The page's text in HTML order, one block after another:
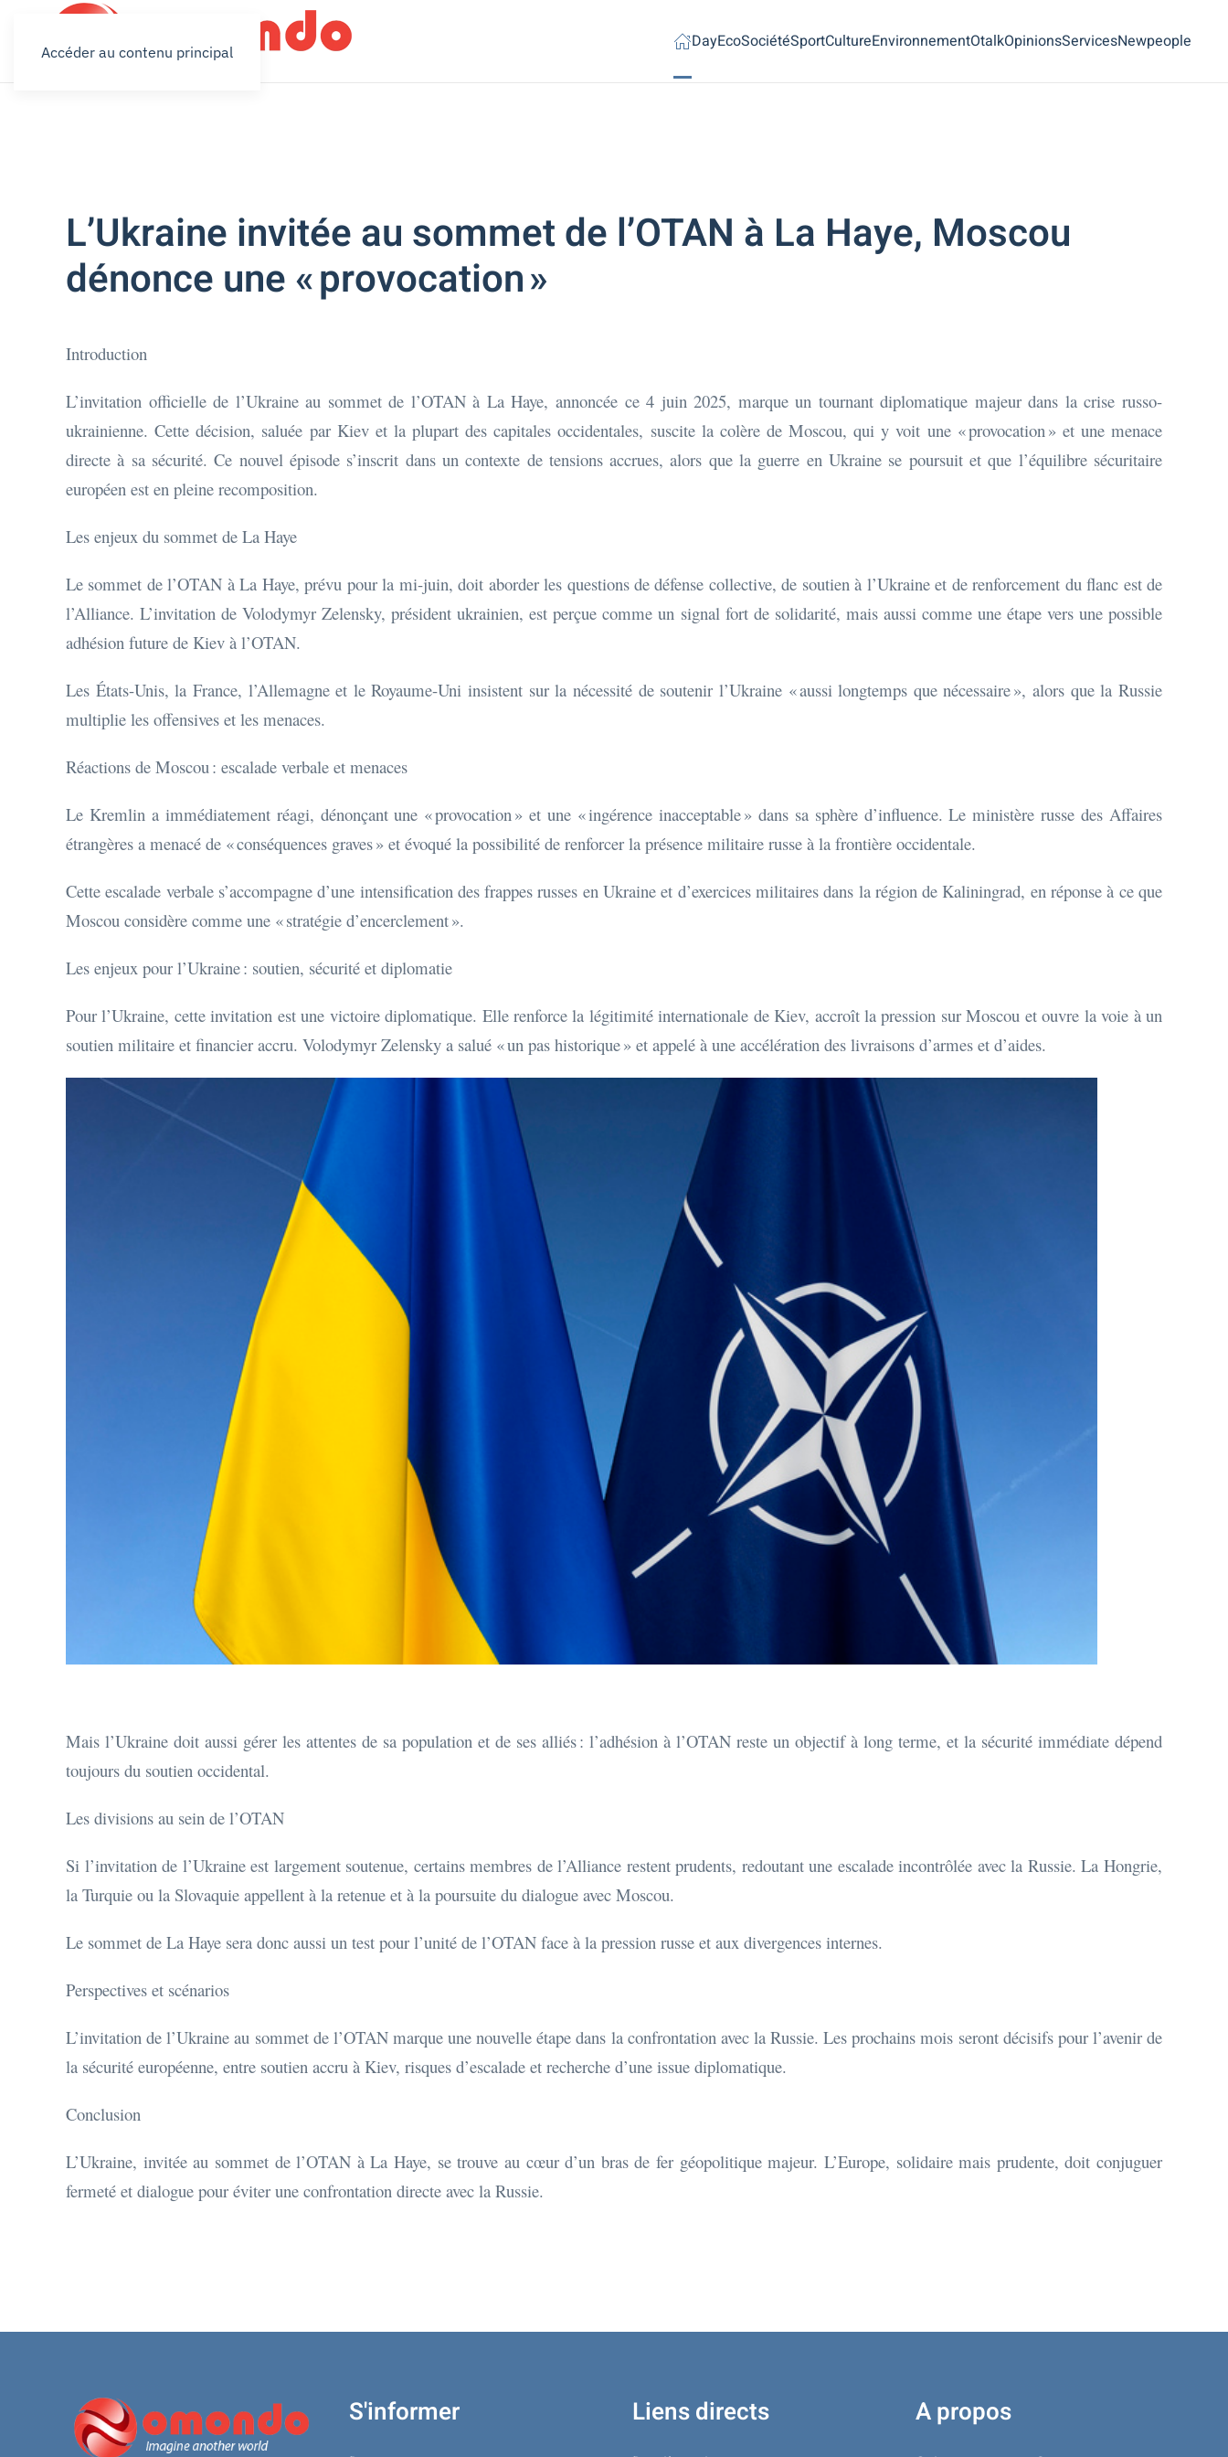
Accéder au contenu principal DayEcoSociétéSportCultureEnvironnementOtalkOpinionsServicesNewpeople
L’Ukraine invitée au sommet de l’OTAN à La Haye, Moscou
dénonce une « provocation »
Introduction
L’invitation officielle de l’Ukraine au sommet de l’OTAN à La Haye, annoncée ce 4 juin 2025, marque un tournant diplomatique majeur dans la crise russo-
ukrainienne. Cette décision, saluée par Kiev et la plupart des capitales occidentales, suscite la colère de Moscou, qui y voit une « provocation » et une menace
directe à sa sécurité. Ce nouvel épisode s’inscrit dans un contexte de tensions accrues, alors que la guerre en Ukraine se poursuit et que l’équilibre sécuritaire
européen est en pleine recomposition.
Les enjeux du sommet de La Haye
Le sommet de l’OTAN à La Haye, prévu pour la mi-juin, doit aborder les questions de défense collective, de soutien à l’Ukraine et de renforcement du flanc est de
l’Alliance. L’invitation de Volodymyr Zelensky, président ukrainien, est perçue comme un signal fort de solidarité, mais aussi comme une étape vers une possible
adhésion future de Kiev à l’OTAN.
Les États-Unis, la France, l’Allemagne et le Royaume-Uni insistent sur la nécessité de soutenir l’Ukraine « aussi longtemps que nécessaire », alors que la Russie
multiplie les offensives et les menaces.
Réactions de Moscou : escalade verbale et menaces
Le Kremlin a immédiatement réagi, dénonçant une « provocation » et une « ingérence inacceptable » dans sa sphère d’influence. Le ministère russe des Affaires
étrangères a menacé de « conséquences graves » et évoqué la possibilité de renforcer la présence militaire russe à la frontière occidentale.
Cette escalade verbale s’accompagne d’une intensification des frappes russes en Ukraine et d’exercices militaires dans la région de Kaliningrad, en réponse à ce que
Moscou considère comme une « stratégie d’encerclement ».
Les enjeux pour l’Ukraine : soutien, sécurité et diplomatie
Pour l’Ukraine, cette invitation est une victoire diplomatique. Elle renforce la légitimité internationale de Kiev, accroît la pression sur Moscou et ouvre la voie à un
soutien militaire et financier accru. Volodymyr Zelensky a salué « un pas historique » et appelé à une accélération des livraisons d’armes et d’aides.
Mais l’Ukraine doit aussi gérer les attentes de sa population et de ses alliés : l’adhésion à l’OTAN reste un objectif à long terme, et la sécurité immédiate dépend
toujours du soutien occidental.
Les divisions au sein de l’OTAN
Si l’invitation de l’Ukraine est largement soutenue, certains membres de l’Alliance restent prudents, redoutant une escalade incontrôlée avec la Russie. La Hongrie,
la Turquie ou la Slovaquie appellent à la retenue et à la poursuite du dialogue avec Moscou.
Le sommet de La Haye sera donc aussi un test pour l’unité de l’OTAN face à la pression russe et aux divergences internes.
Perspectives et scénarios
L’invitation de l’Ukraine au sommet de l’OTAN marque une nouvelle étape dans la confrontation avec la Russie. Les prochains mois seront décisifs pour l’avenir de
la sécurité européenne, entre soutien accru à Kiev, risques d’escalade et recherche d’une issue diplomatique.
Conclusion
L’Ukraine, invitée au sommet de l’OTAN à La Haye, se trouve au cœur d’un bras de fer géopolitique majeur. L’Europe, solidaire mais prudente, doit conjuguer
fermeté et dialogue pour éviter une confrontation directe avec la Russie.
S'informer Liens directs A propos